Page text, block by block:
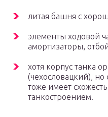
литая башня с
элементы ходовой
амортизаторы,
хотя корпус танка
(чехословацкий),
тоже имеет
танкостроением.